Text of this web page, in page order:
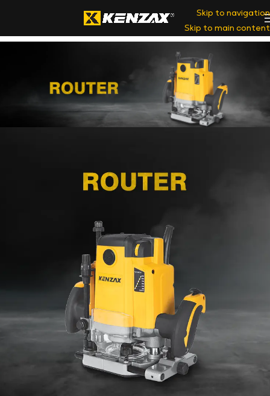
Skip to navigation
Skip to main content